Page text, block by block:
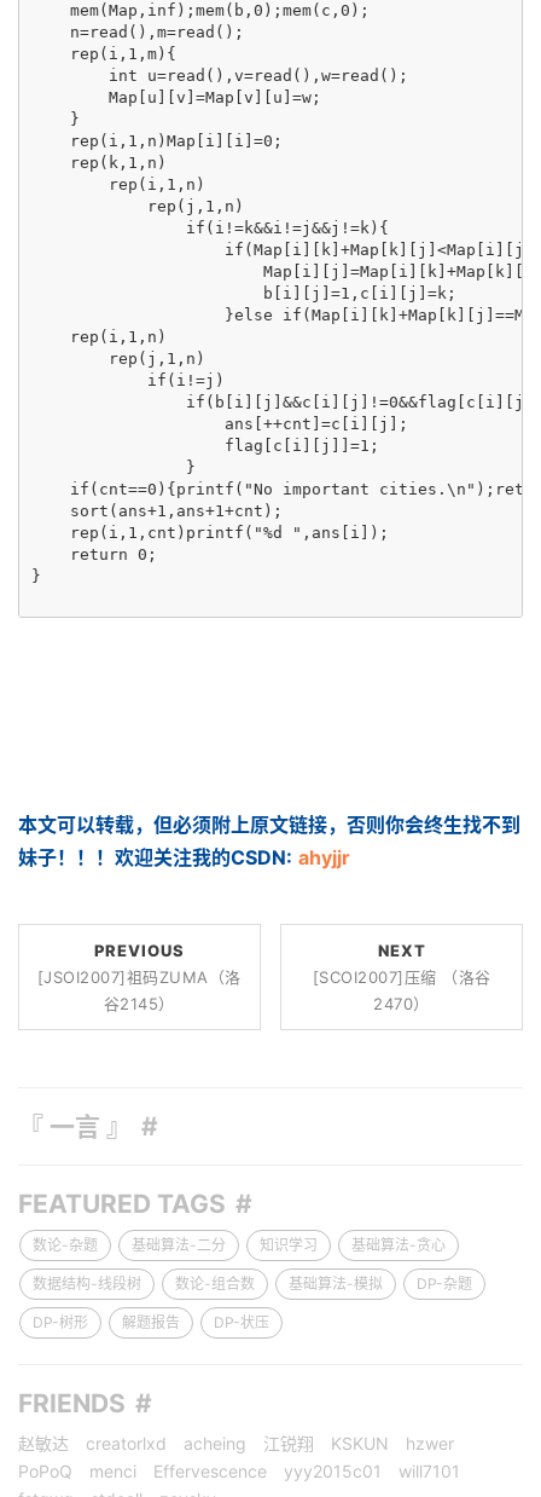
    mem(Map,inf);mem(b,0);mem(c,0);
    n=read(),m=read();
    rep(i,1,m){
        int u=read(),v=read(),w=read();
        Map[u][v]=Map[v][u]=w;
    }
    rep(i,1,n)Map[i][i]=0;
    rep(k,1,n)
        rep(i,1,n)
            rep(j,1,n)
                if(i!=k&&i!=j&&j!=k){
                        b[i][j]=1,c[i][j]=k;
}else
    rep(i,1,n)
        rep(j,1,n)
            if(i!=j)
                    ans[++cnt]=c[i][j];
                    flag[c[i][j]]=1;
                }
if(cnt==0){printf("No important
    sort(ans+1,ans+1+cnt);
    rep(i,1,cnt)printf("%d ",ans[i]);
    return 0;
}
本文可以转载，但必须附上原文链接，否则你会终生找不到
妹子！！！欢迎关注我的CSDN: ahyjjr
PREVIOUS
[JSOI2007]祖码ZUMA（洛
谷2145）
NEXT
[SCOI2007]压缩 （洛谷
2470）
『 一言 』
FEATURED TAGS
数论-杂题 基础算法-二分 知识学习 基础算法-贪心
数据结构-线段树 数论-组合数 基础算法-模拟 DP-杂题
DP-树形 解题报告 DP-状压
FRIENDS
赵敏达 creatorlxd acheing 江锐翔 KSKUN
hzwer
PoPoQ
menci Effervescence yyy2015c01
will7101